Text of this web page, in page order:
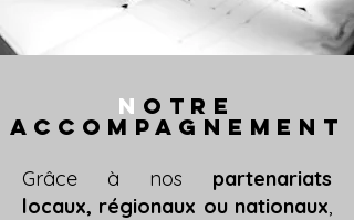
N OTRE
ACCOMPAGNEMENT
Grâce à nos partenariats
locaux, régionaux ou nationaux,